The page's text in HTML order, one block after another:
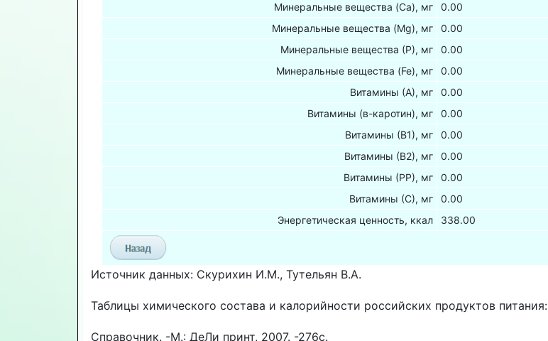
Минеральные вещества (Са), мг
0.00
Минеральные вещества (Mg), мг
0.00
Минеральные вещества (Р), мг
0.00
Минеральные вещества (Fe), мг
0.00
Витамины (А), мг
0.00
Витамины (в-каротин), мг
0.00
Витамины (В1), мг
0.00
Витамины (В2), мг
0.00
Витамины (РР), мг
0.00
Витамины (С), мг
0.00
Энергетическая ценность, ккал
338.00
Источник данных: Скурихин И.М., Тутельян В.А.
Таблицы химического состава и калорийности российских продуктов питания:
Справочник. -М.: ДеЛи принт, 2007. -276с.